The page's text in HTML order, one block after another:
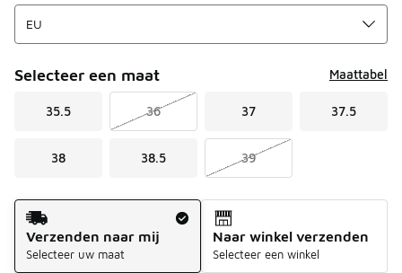
Selecteer een maat Maattabel
35.5 36 37 37.5
38 38.5 39
Verzendmethode
Verzenden naar mij
Selecteer uw maat
Naar winkel verzenden
Selecteer een winkel